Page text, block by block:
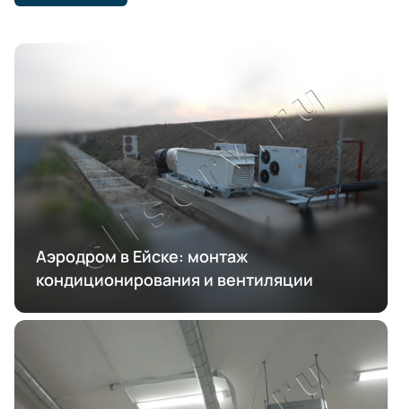
Аэродром в Ейске: монтаж
кондиционирования и вентиляции